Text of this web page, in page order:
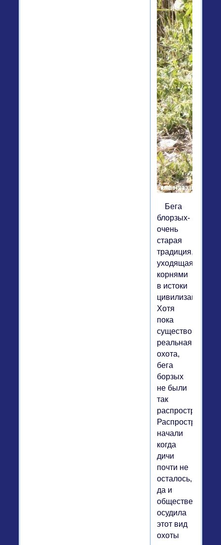
Бега
блорзых-
очень
старая
традиция,
уходящая
корнями
в истоки
цивилизации.
Хотя
пока
существовала
реальная
охота,
бега
борзых
не были
так
распространены.
начали
когда
дичи
почти не
осталось,
да и
общественность
осудила
этот вид
охоты